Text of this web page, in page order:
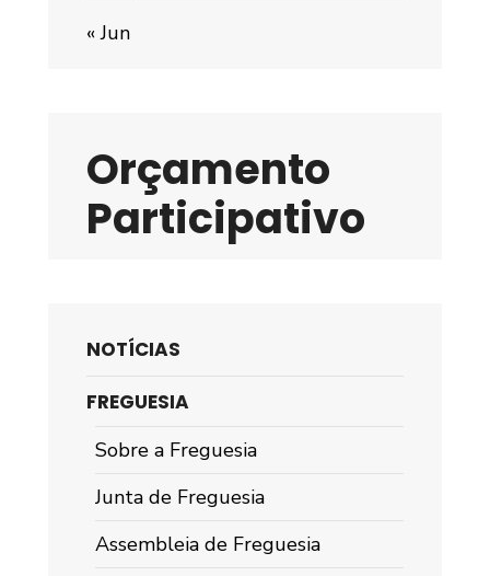
« Jun
Orçamento
Participativo
NOTÍCIAS
FREGUESIA
Sobre a Freguesia
Junta de Freguesia
Assembleia de Freguesia